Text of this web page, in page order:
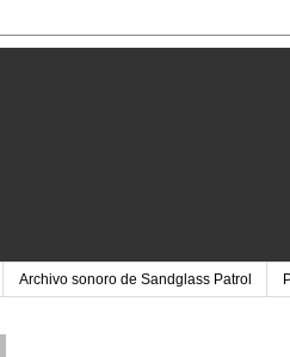
Archivo sonoro de Sandglass Patrol